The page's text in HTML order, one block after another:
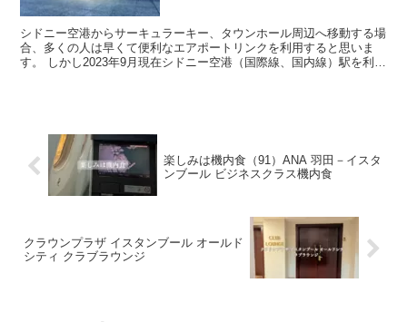
シドニー空港からサーキュラーキー、タウンホール周辺へ移動する場
合、多くの人は早くて便利なエアポートリンクを利用すると思いま
す。 しかし2023年9月現在シドニー空港（国際線、国内線）駅を利用
楽しみは機内食（91）ANA 羽田－イスタ
ンブール ビジネスクラス機内食
クラウンプラザ イスタンブール オールド
シティ クラブラウンジ